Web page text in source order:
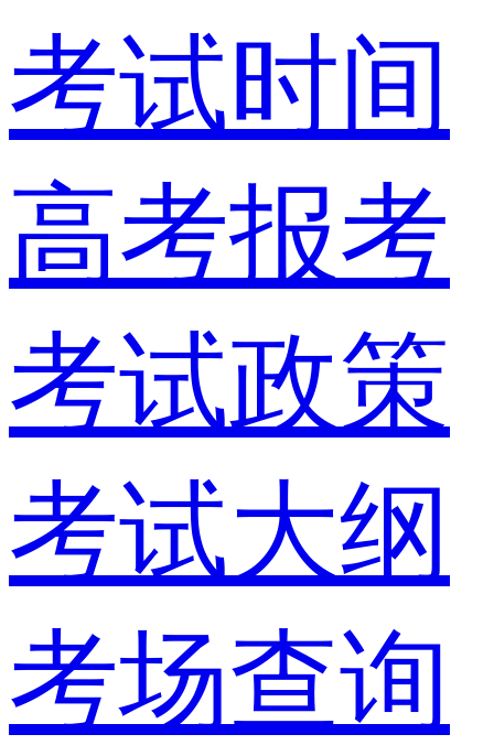
考试时间
高考报考
考试政策
考试大纲
考场查询